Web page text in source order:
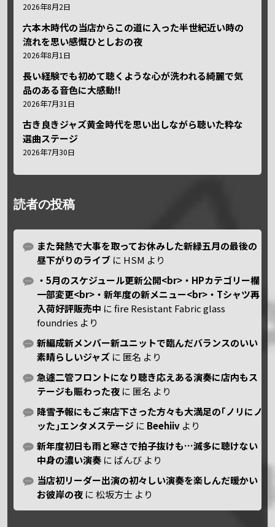
2026年8月2日
六本木時代の当店からこの道に入った半世紀近い時の
流れを思い感慨ひとしおの夜
2026年8月1日
長い経験でも初めて聴くような心が洗われる綺麗で気
品のある音色に大感動!!
2026年7月31日
古き良きジャズ黄金時代を思い出しながら聴いた粋な
選曲ステージ
2026年7月30日
読者の投稿
また発熱で大事を取ってお休みした新緑五月の最後の
昼下がりのライブ に HSM より
・5月のスケジュール更新公開<br>・HPカテゴリー欄
一部変更<br>・新年度の新メニュー<br>・Tシャツ再
入荷好評販売中 にfire Resistant Fabric glass
foundries より
新編成新メンバー新ユニットで臨んだバランスのいい
素晴らしいジャズ に 匿名 より
急遽二管フロントになり聴き応えある演奏に店内もス
テージも賑わった夜 に 匿名 より
降雪予報にもご来店下さった方々も大満足の｢ノリにノ
ッた｣エンタメステージ に Beehiiv より
新年度初日も雨と寒さで拍子抜けも…滅多に聴けない
中身の濃い演奏 に ばんび より
当店初リーダー出演の初々しい演奏を楽しんだ暖かい
お彼岸の夜 に松坂方士 より